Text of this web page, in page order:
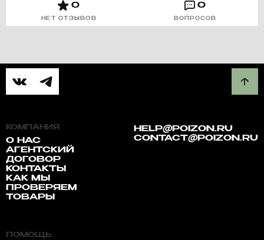
0
НЕТ ОТЗЫВОВ
0
ВОПРОСОВ
КОМПАНИЯ
О НАС
АГЕНТСКИЙ
ДОГОВОР
КОНТАКТЫ
КАК МЫ
ПРОВЕРЯЕМ
ТОВАРЫ
HELP@POIZON.RU
CONTACT@POIZON.RU
ПОМОЩЬ